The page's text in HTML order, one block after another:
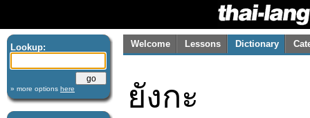
Lookup:
» more options here
Welcome Lessons Dictionary
ยังกะ